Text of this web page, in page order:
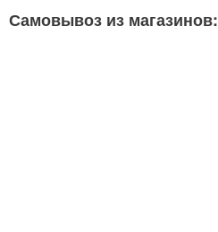
Самовывоз из магазинов: